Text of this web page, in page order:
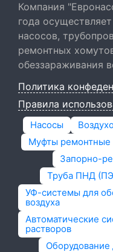
Компания
года
насосов,
ремонтных
обеззараживания
Политика
Правила
Насосы
Муфты ремонтные
Запорно-
Труба ПНД
УФ-системы для
воздуха
Автоматические
растворов
Оборудование